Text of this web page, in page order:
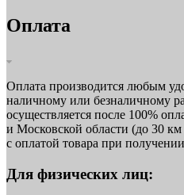
Оплата
Оплата производится любым
наличному или безналичному
осуществляется после 100%
и Московской области (до 30
с оплатой товара при
Для физических лиц: